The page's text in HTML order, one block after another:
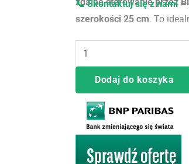
szerokości 25 cm. To
📞 Skontaktuj się z nami –
Dodaj do koszyka